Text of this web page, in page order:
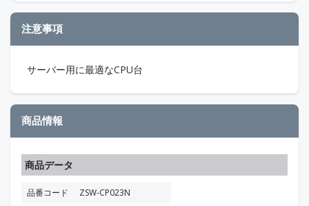
注意事項
サーバー用に最適なCPU台
商品情報
商品データ
品番コード
ZSW-CP023N